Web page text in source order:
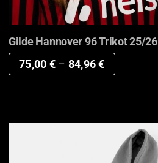
Gilde Hannover 96 Trikot 25/26
75,00 €– 84,96€